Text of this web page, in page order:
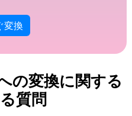
変換
の変換に関する
質問